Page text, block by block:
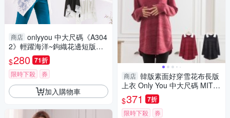
商店 onlyyou 中大尺碼《A304
2》輕躍海洋~鉤織花邊短版罩
衫小背心(XS-2L)
$280 71折
限時下殺 券
加入購物車
商店 韓版素面好穿雪花布長版
上衣 Only You 中大尺碼 MIT台
灣製 【A3623】
$371 7折
限時下殺 券